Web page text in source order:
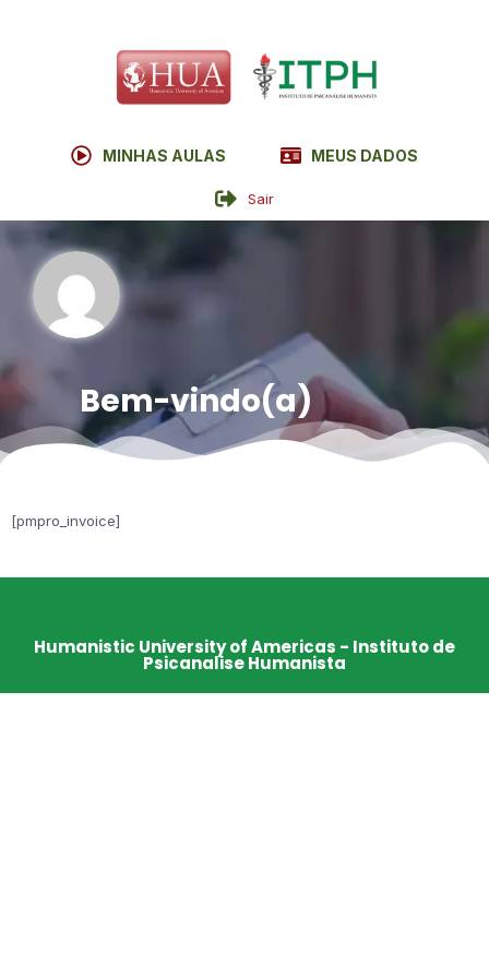
MINHAS AULAS MEUS DADOS
Sair
Bem-vindo(a)
[pmpro_invoice]
Humanistic University of Americas - Instituto de
Psicanalise Humanista